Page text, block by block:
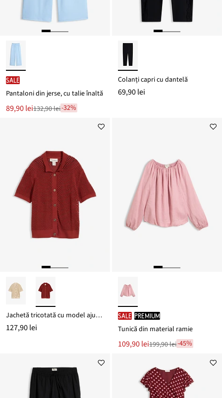
SALE
Pantaloni din jerse, cu talie înaltă
Noul
preț
89,90 lei
Reducere132,90 lei-32%
Colanți capri cu dantelă
69,90 lei
Jachetă tricotată cu model ajurat din amestec cu bumbac și in
127,90 lei
SALE PREMIUM
Tunică din material ramie
Noul
preț
109,90 lei
Reducere
199,90 lei
199,90 lei-45%